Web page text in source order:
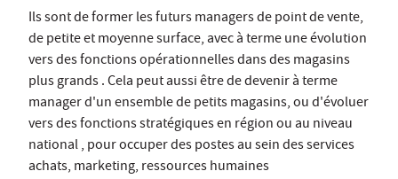
Ils sont de former les futurs managers de point de vente,
de petite et moyenne surface, avec à terme une évolution
vers des fonctions opérationnelles dans des magasins
plus grands . Cela peut aussi être de devenir à terme
manager d'un ensemble de petits magasins, ou d'évoluer
vers des fonctions stratégiques en région ou au niveau
national , pour occuper des postes au sein des services
achats, marketing, ressources humaines